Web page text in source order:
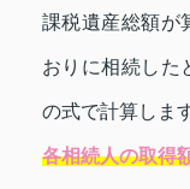
課税遺産総額が
おりに相続した
の式で計算しま
各相続人の取得